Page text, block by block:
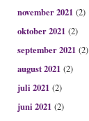
november 2021 (2)
oktober 2021 (2)
september 2021 (2)
august 2021 (2)
juli 2021 (2)
juni 2021 (2)